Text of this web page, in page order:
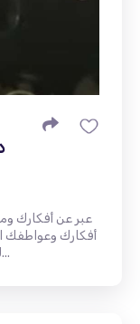
عبر عن أفكارك
أفكارك وعواطفك
لك لإتقان هذه اللغة من خلال فصول البيان...